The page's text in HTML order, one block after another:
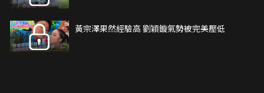
黃宗澤果然經驗高 劉穎鏇氣勢被完美壓低